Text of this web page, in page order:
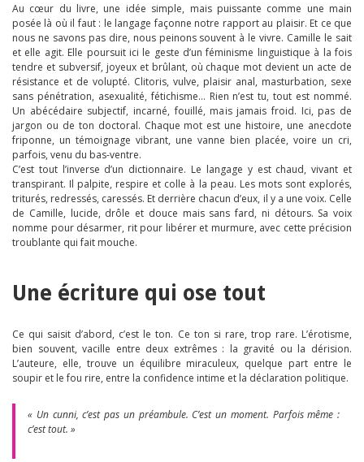
Au cœur du livre, une idée simple, mais puissante comme une main
posée là où il faut : le langage façonne notre rapport au plaisir. Et ce que
nous ne savons pas dire, nous peinons souvent à le vivre. Camille le sait
et elle agit. Elle poursuit ici le geste d’un féminisme linguistique à la fois
tendre et subversif, joyeux et brûlant, où chaque mot devient un acte de
résistance et de volupté. Clitoris, vulve, plaisir anal, masturbation, sexe
sans pénétration, asexualité, fétichisme… Rien n’est tu, tout est nommé.
Un abécédaire subjectif, incarné, fouillé, mais jamais froid. Ici, pas de
jargon ou de ton doctoral. Chaque mot est une histoire, une anecdote
friponne, un témoignage vibrant, une vanne bien placée, voire un cri,
parfois, venu du bas-ventre.
C’est tout l’inverse d’un dictionnaire. Le langage y est chaud, vivant et
transpirant. Il palpite, respire et colle à la peau. Les mots sont explorés,
triturés, redressés, caressés. Et derrière chacun d’eux, il y a une voix. Celle
de Camille, lucide, drôle et douce mais sans fard, ni détours. Sa voix
nomme pour désarmer, rit pour libérer et murmure, avec cette précision
troublante qui fait mouche.
Une écriture qui ose tout
Ce qui saisit d’abord, c’est le ton. Ce ton si rare, trop rare. L’érotisme,
bien souvent, vacille entre deux extrêmes : la gravité ou la dérision.
L’auteure, elle, trouve un équilibre miraculeux, quelque part entre le
soupir et le fou rire, entre la confidence intime et la déclaration politique.
« Un cunni, c’est pas un préambule. C’est un moment. Parfois même :
c’est tout. »